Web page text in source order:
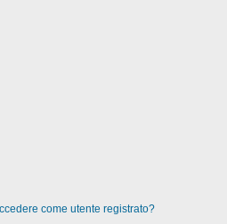
come utente registrato?